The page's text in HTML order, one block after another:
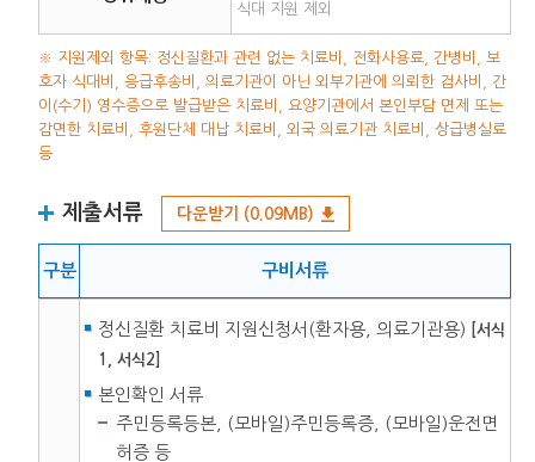
식대 지원 제외
※ 지원제외 항목: 정신질환과 관련 없는 치료비, 전화사용료, 간병비, 보
호자 식대비, 응급후송비, 의료기관이 아닌 외부기관에 의뢰한 검사비, 간
이(수기) 영수증으로 발급받은 치료비, 요양기관에서 본인부담 면제 또는
감면한 치료비, 후원단체 대납 치료비, 외국 의료기관 치료비, 상급병실료
등
제출서류 다운받기 (0.09MB)
구분 구비서류
정신질환 치료비 지원신청서(환자용, 의료기관용)
[서식
1, 서식2]
본인확인 서류
주민등록등본, (모바일)주민등록증, (모바일)운전면
허증 등